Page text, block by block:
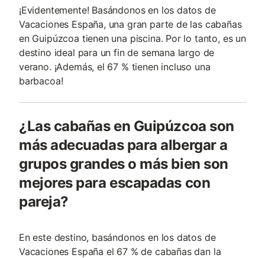
¡Evidentemente! Basándonos en los datos de
Vacaciones España, una gran parte de las cabañas
en Guipúzcoa tienen una piscina. Por lo tanto, es un
destino ideal para un fin de semana largo de
verano. ¡Además, el 67 % tienen incluso una
barbacoa!
¿Las cabañas en Guipúzcoa son
más adecuadas para albergar a
grupos grandes o más bien son
mejores para escapadas con
pareja?
En este destino, basándonos en los datos de
Vacaciones España el 67 % de cabañas dan la